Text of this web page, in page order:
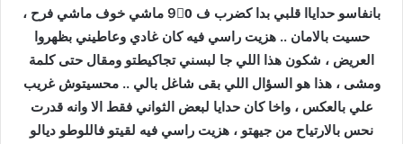
بانفاسو حداياا قلبي بدا كضرب ف 90ً ماشي خوف ماشي فرح ،
حسيت بالامان .. هزيت راسي فيه كان غادي وعاطيني بظهروا
العريض ، شكون هذا اللي جا لبسني تجاكيطتو ومقال حتى كلمة
ومشى ، هذا هو السؤال اللي بقى شاغل بالي .. محسيتوش غريب
علي بالعكس ، واخا كان حدايا لبعض الثواني فقط الا وانه قدرت
نحس بالارتياح من جيهتو ، هزيت راسي فيه لقيتو فاللوطو ديالو